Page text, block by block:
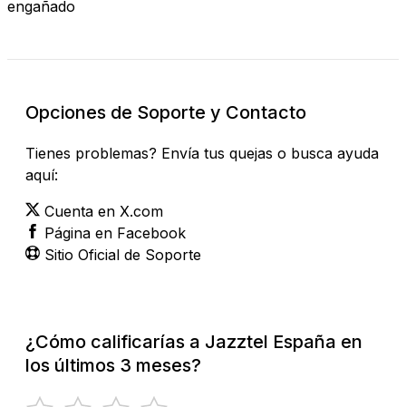
engañado
Opciones de Soporte y Contacto
Tienes problemas? Envía tus quejas o busca ayuda
aquí:
Cuenta en X.com
Página en Facebook
Sitio Oficial de Soporte
¿Cómo calificarías a Jazztel España en
los últimos 3 meses?